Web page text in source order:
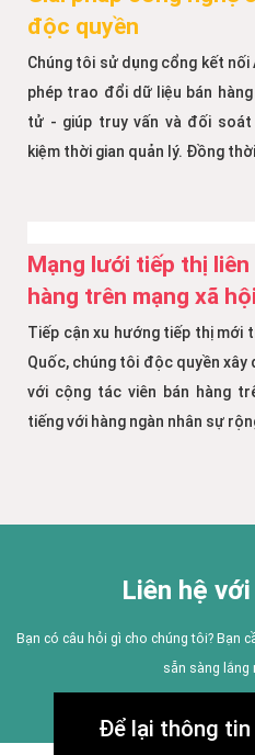
độc quyền
Chúng tôi sử dụng cổng kết nối
phép trao đổi dữ liệu bán
tử - giúp truy vấn và đối soát
kiệm thời gian quản lý. Đồng
Mạng lưới tiếp thị
hàng trên mạng xã
Tiếp cận xu hướng tiếp thị mới
Quốc, chúng tôi độc quyền
với cộng tác viên bán hàng
tiếng với hàng ngàn nhân sự
Liên hệ
Bạn có câu hỏi gì cho chúng tôi? Bạn
sẵn sàng lắng
Để lại thông